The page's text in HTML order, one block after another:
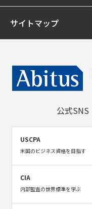
サイトマップ
公式SNS
USCPA
米国のビジネス資格を目指す
CIA
内部監査の世界標準を学ぶ